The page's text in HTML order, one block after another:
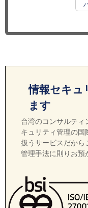
情報セキュ
ます
台湾のコンサルテ
キュリティ管理の国
扱うサービスだから
管理手法に則りお預